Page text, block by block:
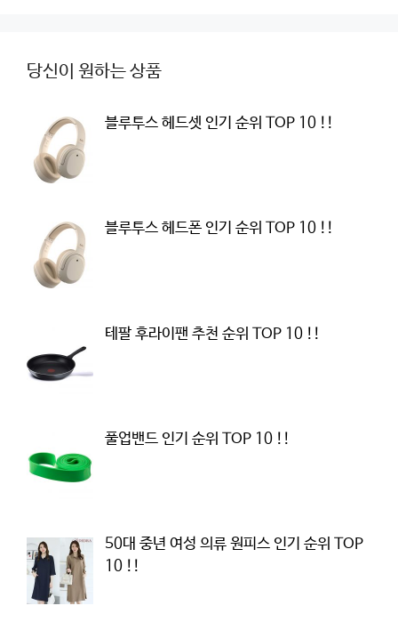
당신이 원하는 상품
블루투스 헤드셋 인기 순위 TOP 10 !!
블루투스 헤드폰 인기 순위 TOP 10 !!
테팔 후라이팬 추천 순위 TOP 10 !!
풀업밴드 인기 순위 TOP 10 !!
50대 중년 여성 의류 원피스 인기 순위 TOP
10 !!